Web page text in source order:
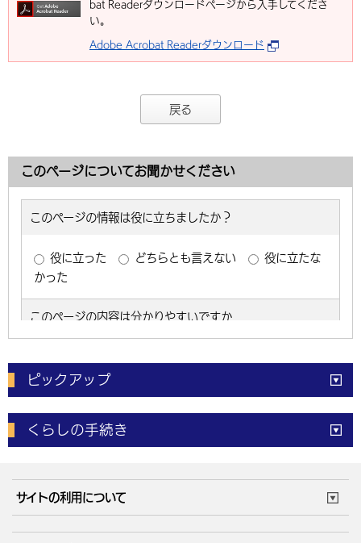
bat Readerダウンロードページから入手してくださ
い。
Adobe Acrobat Readerダウンロード
戻る
このページについてお聞かせください
ピックアップ
電子申請 窓口の混雑状況
体育施設予約状況 ご意見・ご要望
くらしの手続き
成人・仕事
住まい・引越 ごみ・環境
サイトの利用について